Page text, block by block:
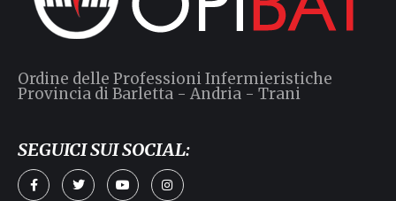
Ordine delle Professioni Infermieristiche
Provincia di Barletta - Andria - Trani
SEGUICI SUI SOCIAL: